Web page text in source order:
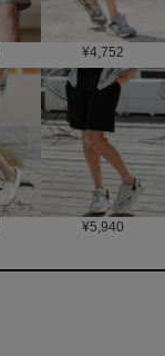
¥4,752
¥5,940